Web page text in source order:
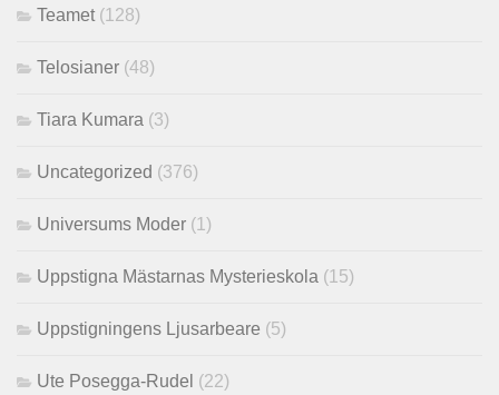
Teamet (128)
Telosianer (48)
Tiara Kumara (3)
Uncategorized (376)
Universums Moder (1)
Uppstigna Mästarnas Mysterieskola (15)
Uppstigningens Ljusarbeare (5)
Ute Posegga-Rudel (22)